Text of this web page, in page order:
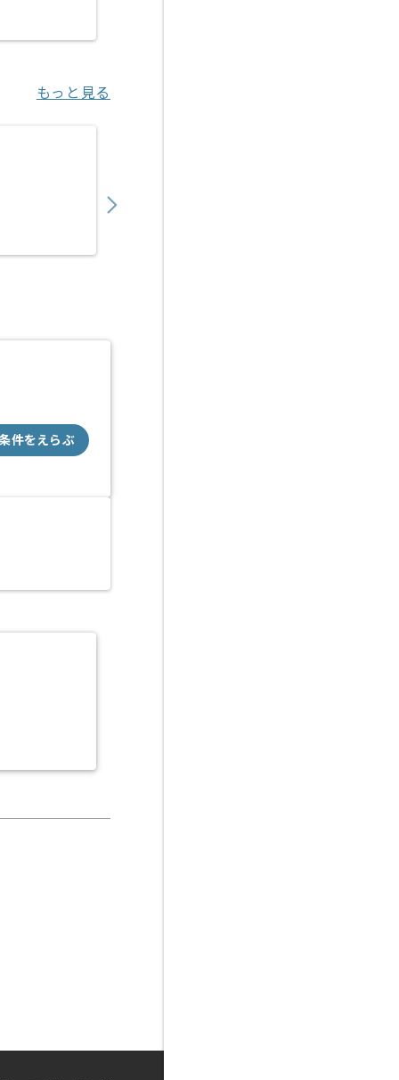
もっと見る
件をえらぶ